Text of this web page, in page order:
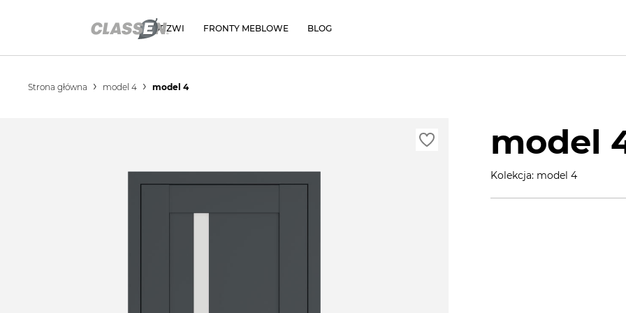
DRZWI FRONTY MEBLOWE BLOG
Strona główna model 4 model 4
model
Kolekcja: model 4